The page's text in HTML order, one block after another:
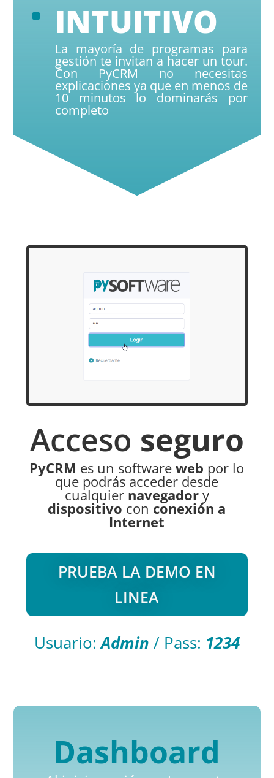
^ INTUITIVO
La mayoría de programas para
gestión te invitan a hacer un tour.
Con PyCRM no necesitas
explicaciones ya que en menos de
10 minutos lo dominarás por
completo
Acceso seguro
PyCRM es un softwareweb por lo
que podrás acceder desde
cualquier navegadory
dispositivo con conexión a
Internet
PRUEBA LA DEMO EN
LINEA
Usuario:Admin / Pass: 1234
Dashboard